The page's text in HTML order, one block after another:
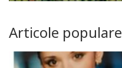
Articole populare